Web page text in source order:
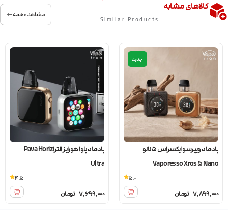
کالاهای مشابه
Similar Products
مشاهده همه
جدید
پادماد ویپرسو ایکسراس 5 نانو
Vaporesso Xros 5 Nano
7,899,000 تومان
5.0
پادماد پاوا هورایز الترا Pava Horiz
Ultra
7,699,000 تومان
4.5